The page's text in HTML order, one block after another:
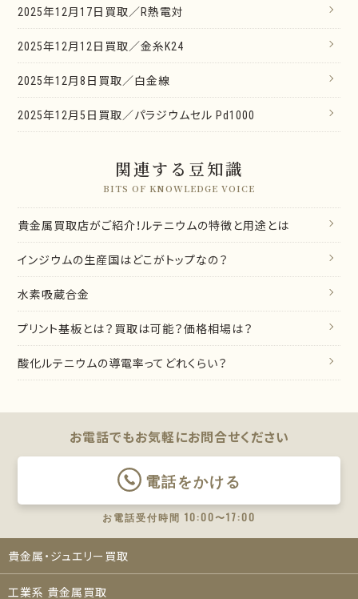
2025年12月17日買取／R熱電対
2025年12月12日買取／金糸K24
2025年12月8日買取／白金線
2025年12月5日買取／パラジウムセル Pd1000
関連する豆知識
BITS OF KNOWLEDGE VOICE
貴金属買取店がご紹介！ルテニウムの特徴と用途とは
インジウムの生産国はどこがトップなの？
水素吸蔵合金
プリント基板とは？買取は可能？価格相場は？
酸化ルテニウムの導電率ってどれくらい？
お電話でもお気軽にお問合せください
電話をかける
お電話受付時間 10:00〜17:00
貴金属・ジュエリー買取
工業系 貴金属買取